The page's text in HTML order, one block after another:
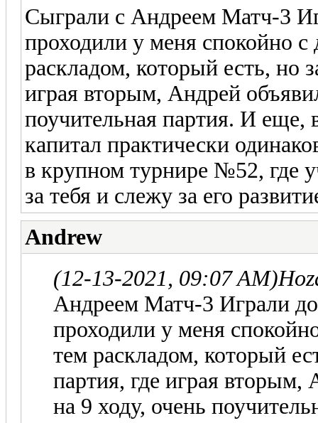
Сыграли с Андреем Матч-3
проходили у меня спокойно с
раскладом, который есть, но
играя вторым, Андрей
поучительная партия. И еще,
капитал практически
в крупном турнире №52, где
за тебя и слежу за его
Andrew
(12-13-2021, 09:07 AM)
Андреем Матч-3 Играли
проходили у меня
тем раскладом, который
партия, где играя
на 9 ходу, очень